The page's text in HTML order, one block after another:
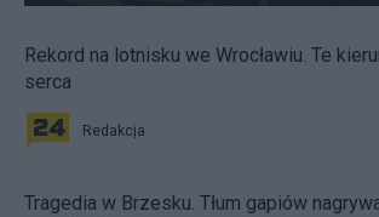
Rekord na lotnisku we Wrocławiu. Te
serca
Redakcja
Tragedia w Brzesku. Tłum gapiów